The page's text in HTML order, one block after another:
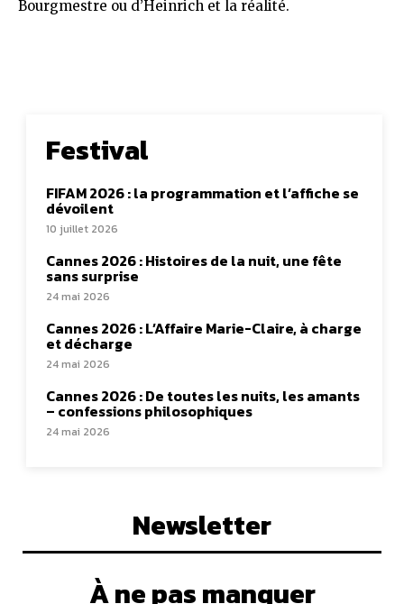
Bourgmestre ou d’Heinrich et la réalité.
Festival
FIFAM 2026 : la programmation et l’affiche se
dévoilent
10 juillet 2026
Cannes 2026 : Histoires de la nuit, une fête
sans surprise
24 mai 2026
Cannes 2026 : L’Affaire Marie-Claire, à charge
et décharge
24 mai 2026
Cannes 2026 : De toutes les nuits, les amants
– confessions philosophiques
24 mai 2026
Newsletter
À ne pas manquer